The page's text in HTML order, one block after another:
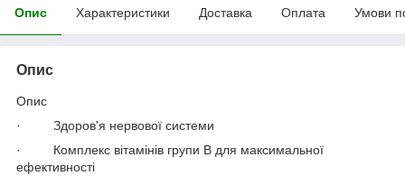
Опис Характеристики Доставка Оплата Умови
Опис
Опис
· Здоров'я нервової системи
· Комплекс вітамінів групи B для максимальної
ефективності